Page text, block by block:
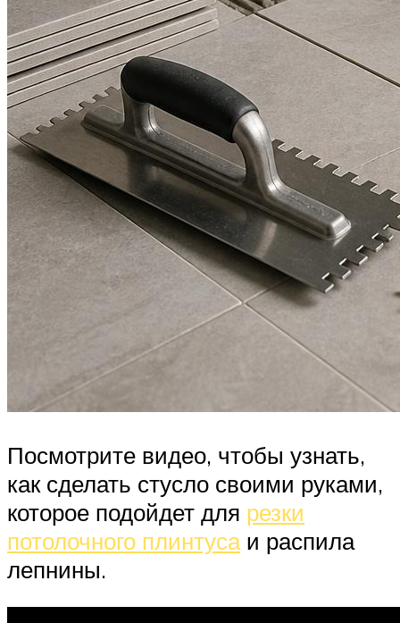
Посмотрите видео, чтобы узнать,
как сделать стусло своими руками,
которое подойдет для резки
потолочного плинтусаи распила
лепнины.